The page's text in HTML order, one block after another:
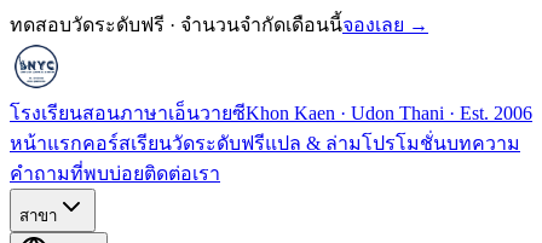
ทดสอบวัดระดับฟรี · จำนวนจำกัดเดือนนี้จองเลย →
โรงเรียนสอนภาษาเอ็นวายซีKhon Kaen · Udon Thani · Est. 2006
หน้าแรกคอร์สเรียนวัดระดับฟรีแปล & ล่ามโปรโมชั่นบทความ
คำถามที่พบบ่อยติดต่อเรา
สาขา